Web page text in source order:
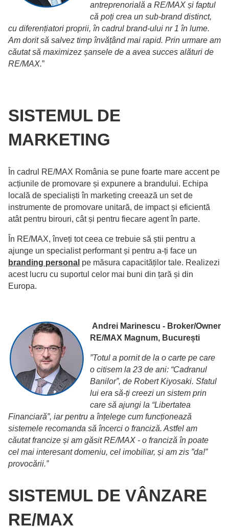
antreprenorială a RE/MAX și faptul
că poți crea un sub-brand distinct,
cu diferențiatori proprii, în cadrul brand-ului nr 1 în lume.
Am dorit să salvez timp învățând mai rapid. Prin urmare am
căutat să maximizez șansele de a avea succes alături de
RE/MAX.”
SISTEMUL DE
MARKETING
În cadrul RE/MAX România se pune foarte mare accent pe
acțiunile de promovare și expunere a brandului. Echipa
locală de specialiști în marketing creează un set de
instrumente de promovare unitară, de impact și eficientă
atât pentru birouri, cât și pentru fiecare agent în parte.
În RE/MAX, înveți tot ceea ce trebuie să știi pentru a
ajunge un specialist performant și pentru a-ți face un
branding personal pe măsura capacităților tale. Realizezi
acest lucru cu suportul celor mai buni din țară și din
Europa.
Andrei Marinescu - Broker/Owner
RE/MAX Magnum, București
”Totul a pornit de la o carte pe care
o citisem la 23 de ani: “Cadranul
Banilor”, de Robert Kiyosaki. Sfatul
lui era să-ți creezi un sistem prin
care să ajungi la “Libertatea
Financiară”, iar pentru a înțelege cum funcționează
sistemele recomanda să încerci o franciză. Astfel am
căutat francize și am găsit RE/MAX - o franciză în poate
cel mai interesant domeniu, cel imobiliar, și am zis ”da!”
provocării.”
SISTEMUL DE VÂNZARE
RE/MAX